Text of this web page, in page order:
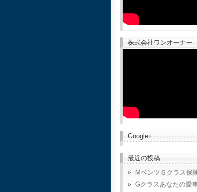
株式会社ワンオーナ
Google+
最近の投稿
MベンツＧクラス保
Gクラスあなたの愛